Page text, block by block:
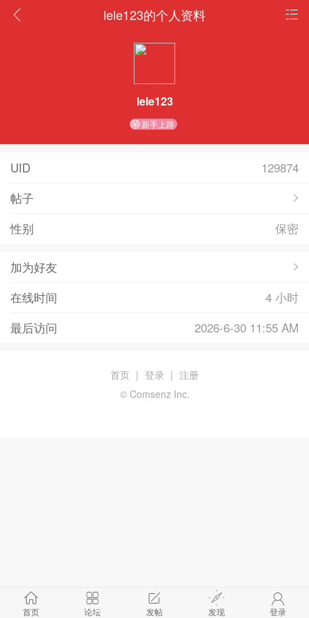
lele123的个人资料
lele123
新手上路
UID
129874
帖子
性别
保密
加为好友
在线时间
4 小时
最后访问
2026-6-30 11:55 AM
首页 论坛 发帖 发现 登录
首页 | 登录 | 注册
© Comsenz Inc.